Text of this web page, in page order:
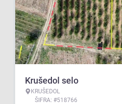
Krušedol selo
KRUŠEDOL
ŠIFRA: #518766